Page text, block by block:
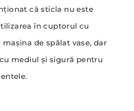
că sticla nu este
în cuptorul cu
de spălat vase, dar
mediul și sigură pentru